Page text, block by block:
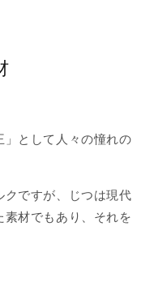
」として人々の憧れの
クですが、じつは現代
材でもあり、それを